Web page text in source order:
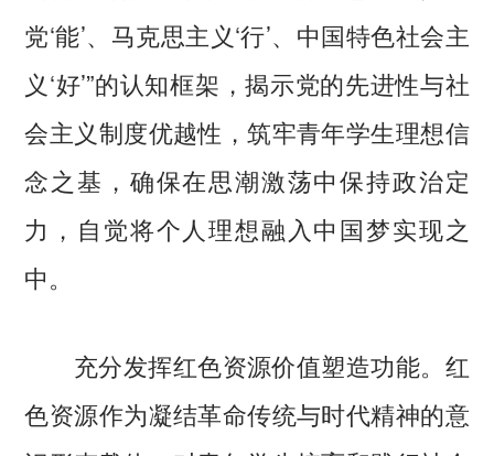
党‘能’、马克思主义‘行’、中国特色社会主
义‘好’”的认知框架，揭示党的先进性与社
会主义制度优越性，筑牢青年学生理想信
念之基，确保在思潮激荡中保持政治定
力，自觉将个人理想融入中国梦实现之
中。
充分发挥红色资源价值塑造功能。红
色资源作为凝结革命传统与时代精神的意